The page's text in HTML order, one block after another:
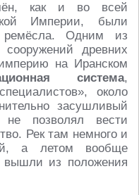
как и во всей
Империи, были
Одним из
древних
на Иранском
система,
около
засушливый
не позволял вести
Рек там немного и
а летом вообще
вышли из положения